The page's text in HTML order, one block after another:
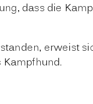
dass die
erweist